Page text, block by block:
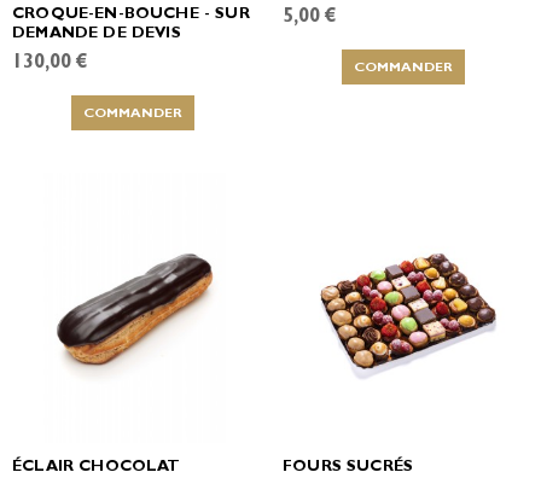
CROQUE-EN-BOUCHE - SUR
DEMANDE DE DEVIS
130,00 €
COMMANDER
5,00 €
COMMANDER
ÉCLAIR CHOCOLAT FOURS SUCRÉS